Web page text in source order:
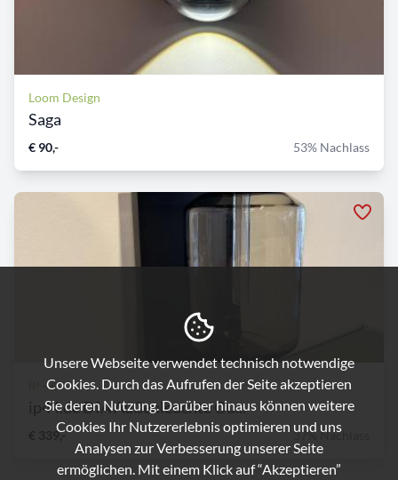
Loom Design
Saga
€ 90,- 53% Nachlass
IP 44
ip44.de DIA Außenleuchte Ou...
€ 339,- 37% Nachlass
Unsere Webseite verwendet technisch notwendige
Cookies. Durch das Aufrufen der Seite akzeptieren
Sie deren Nutzung. Darüber hinaus können weitere
Cookies Ihr Nutzererlebnis optimieren und uns
Analysen zur Verbesserung unserer Seite
ermöglichen. Mit einem Klick auf “Akzeptieren”